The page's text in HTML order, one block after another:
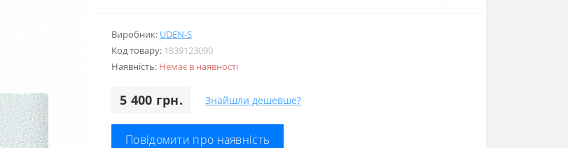
Виробник: UDEN-S
Код товару: 1839123090
Наявність: Немає в наявності
5 400 грн. Знайшли дешевше?
Повідомити про наявність